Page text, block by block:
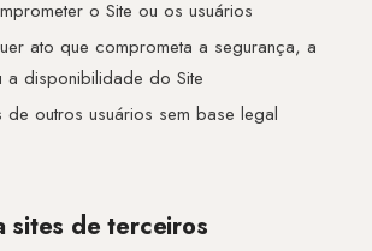
o Site ou os usuários
ato que comprometa a segurança, a
a disponibilidade do Site
outros usuários sem base legal
sites de terceiros